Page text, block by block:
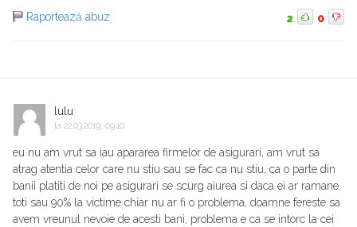
Raportează abuz
2 0
lulu
la 22.03.2019, 09:10
eu nu am vrut sa iau apararea firmelor de asigurari, am vrut sa
atrag atentia celor care nu stiu sau se fac ca nu stiu, ca o parte din
banii platiti de noi pe asigurari se scurg aiurea si daca ei ar ramane
toti sau 90% la victime chiar nu ar fi o problema, doamne fereste sa
avem vreunul nevoie de acesti bani, problema e ca se intorc la cei